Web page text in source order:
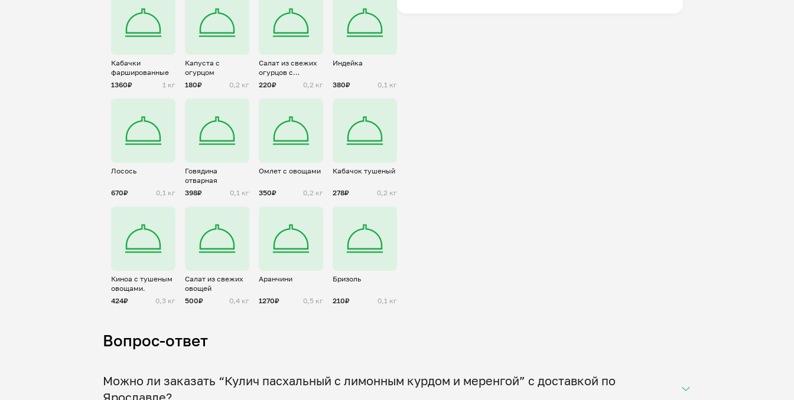
Кабачки
фаршированные
1360₽
1 кг
Капуста с
огурцом
180₽
0,2 кг
Салат из свежих
огурцов с
греческим
220₽ 0,2 кг
Индейка
380₽ 0,1 кг
Лосось
670₽ 0,1 кг
Говядина
отварная
398₽
0,1 кг
Омлет с овощами
350₽ 0,2 кг
Кабачок тушеный
278₽ 0,2 кг
Киноа с тушеным
овощами.
424₽
0,3 кг
Салат из свежих
овощей
500₽
0,4 кг
Аранчини
1270₽ 0,5 кг
Бризоль
210₽ 0,1 кг
Вопрос-ответ
Можно ли заказать “Кулич пасхальный с лимонным курдом и меренгой” с доставкой по
Ярославле?